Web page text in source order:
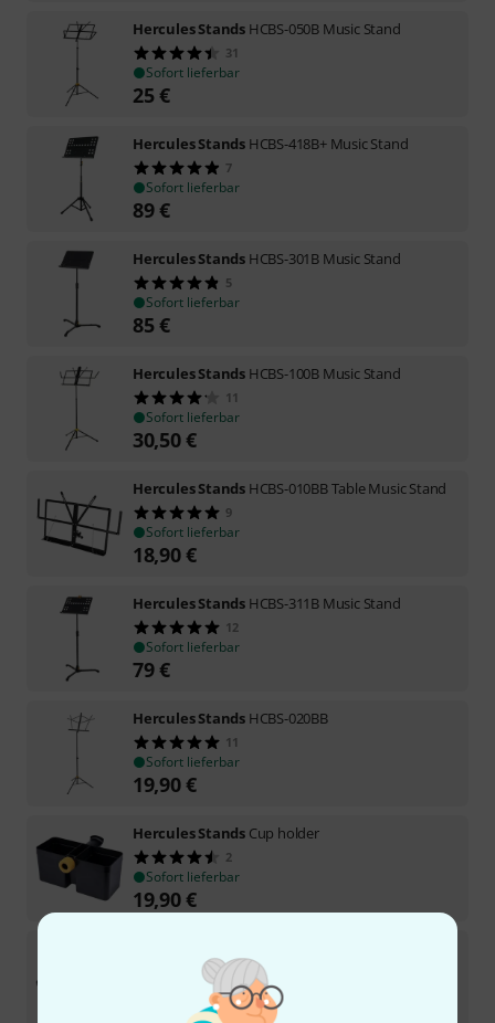
Hercules Stands HCBS-050B Music Stand
31
Sofort lieferbar
25€
Hercules Stands HCBS-418B+ Music Stand
7
Sofort lieferbar
89€
Hercules Stands HCBS-301B Music Stand
5
Sofort lieferbar
85€
Hercules Stands HCBS-100B Music Stand
11
Sofort lieferbar
30,50€
Hercules Stands HCBS-010BB Table Music Stand
9
Sofort lieferbar
18,90€
Hercules Stands HCBS-311B Music Stand
12
Sofort lieferbar
79€
Hercules Stands HCBS-020BB
11
Sofort lieferbar
19,90€
Hercules Stands Cup holder
2
Sofort lieferbar
19,90€
Sofort lieferbar
€